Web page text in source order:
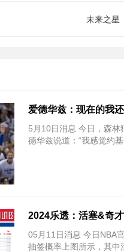
未来之星
爱德华兹：现在的我
5月10日消息 今日，森林
德华兹说道：“我感觉约
2024乐透：活塞&奇
05月11日消息 今日NBA
抽签概率上图所示，其中